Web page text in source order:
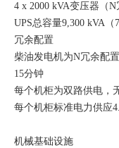
4 x 2000 kVA变压器（N
UPS总容量9,300 kVA
冗余配置
柴油发电机为N冗余配
15分钟
每个机柜为双路供电，
每个机柜标准电力供应
机械基础设施